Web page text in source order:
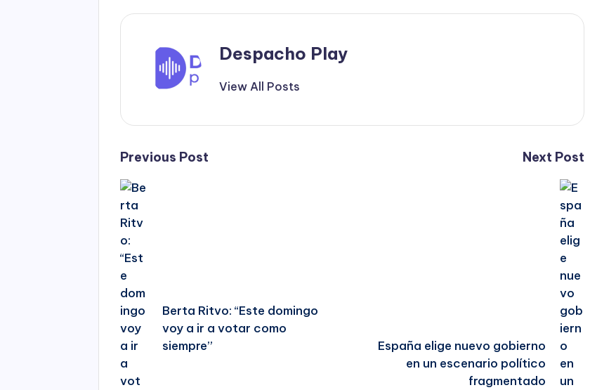
Despacho Play
View All Posts
Post
navigation
Previous Post
Berta Ritvo: “Este domingo
voy a ir a votar como
siempre”
Next Post
España elige nuevo gobierno
en un escenario político
fragmentado